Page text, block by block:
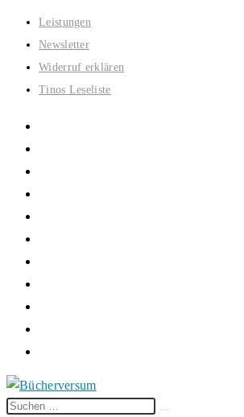
Zum
Inhalt
springen
Leistungen
Newsletter
Widerruf erklären
Tinos Leseliste
Diese